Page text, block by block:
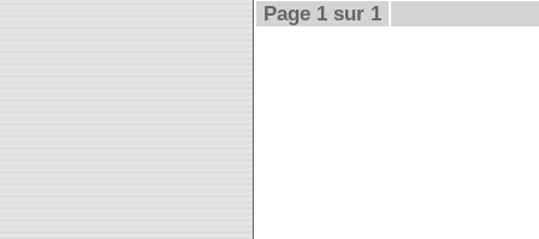
Page 1 sur 1